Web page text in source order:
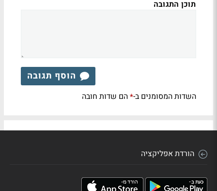
תוכן התגובה
הוסף תגובה
השדות המסומנים ב-*הם שדות חובה
הורדת אפליקציה